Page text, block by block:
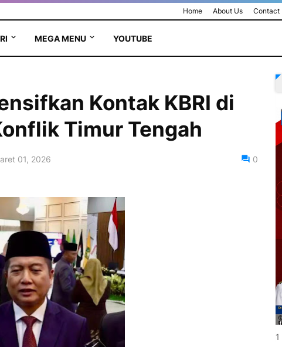
Home About Us Contact
MEGA MENU YOUTUBE
Kontak KBRI di
Timur Tengah
01, 2026 0